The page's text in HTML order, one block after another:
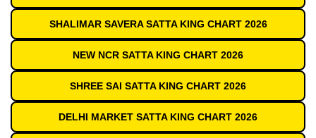
SHALIMAR SAVERA SATTA KING CHART 2026
NEW NCR SATTA KING CHART 2026
SHREE SAI SATTA KING CHART 2026
DELHI MARKET SATTA KING CHART 2026